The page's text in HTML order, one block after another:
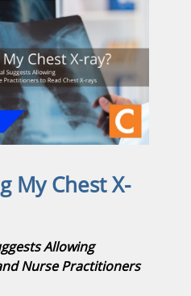
My Chest X-
Allowing
Nurse Practitioners